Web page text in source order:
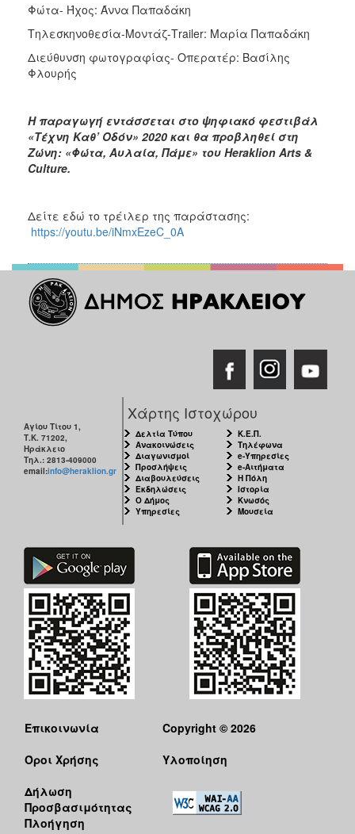
Φώτα- Ήχος: Άννα Παπαδάκη
Τηλεσκηνοθεσία-Μοντάζ-Τrailer: Μαρία Παπαδάκη
Διεύθυνση φωτογραφίας- Οπερατέρ: Βασίλης
Φλουρής
Η παραγωγή εντάσσεται στο ψηφιακό φεστιβάλ
«Τέχνη Καθ’ Οδόν» 2020 και θα προβληθεί στη
Ζώνη: «Φώτα, Αυλαία, Πάμε» του Heraklion Arts &
Culture.
Δείτε εδώ το τρέιλερ της παράστασης:
https://youtu.be/iNmxEzeC_0A
Αγίου Τίτου 1,
Τ.Κ. 71202,
Ηράκλειο
Τηλ.: 2813-409000
email:info@heraklion.gr
Χάρτης Ιστοχώρου
Δελτία Τύπου
Ανακοινώσεις
Διαγωνισμοί
Προσλήψεις
Διαβουλεύσεις
Εκδηλώσεις
Ο Δήμος
Υπηρεσίες
Κ.Ε.Π.
Τηλέφωνα
e-Υπηρεσίες
e-Αιτήματα
Η Πόλη
Ιστορία
Κνωσός
Μουσεία
Επικοινωνία
Όροι Χρήσης
Δήλωση
Προσβασιμότητας
Πλοήγηση
Copyright © 2026
Υλοποίηση